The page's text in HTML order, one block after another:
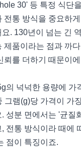
30' 등 특정 식단
전통 방식을 중요하
. 130년이 넘는 긴
제품이라는 점과 까
뢰를 더하기 때문이
의 넉넉한 용량에 가
그램(g)당 가격이 가
성분 면에서는 '균질
전통 방식이라 때에
점이 특징이죠.